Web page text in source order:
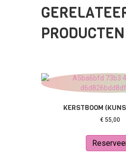
PRODUCTEN
KERSTBOOM
€55,00